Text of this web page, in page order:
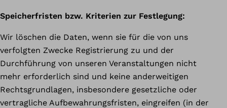
Speicherfristen bzw. Kriterien zur Festlegung:
Wir löschen die Daten, wenn sie für die von uns
verfolgten Zwecke Registrierung zu und der
Durchführung von unseren Veranstaltungen nicht
mehr erforderlich sind und keine anderweitigen
Rechtsgrundlagen, insbesondere gesetzliche oder
vertragliche Aufbewahrungsfristen, eingreifen (in der